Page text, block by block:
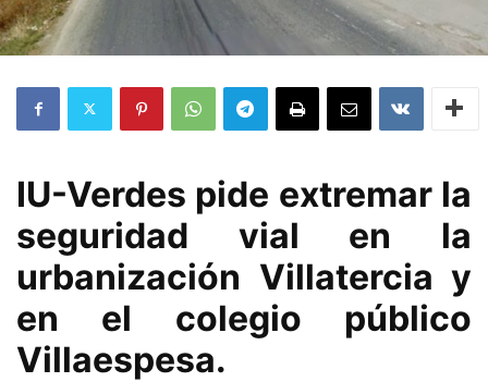
IU-Verdes pide extremar la
seguridad vial en la
urbanización Villatercia y
en el colegio público
Villaespesa.